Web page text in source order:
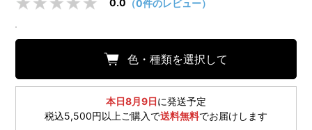
0.0 （0件のレビュー）
色・種類を選択して
本日8月9日に発送予定
税込5,500円以上ご購入で送料無料でお届けします